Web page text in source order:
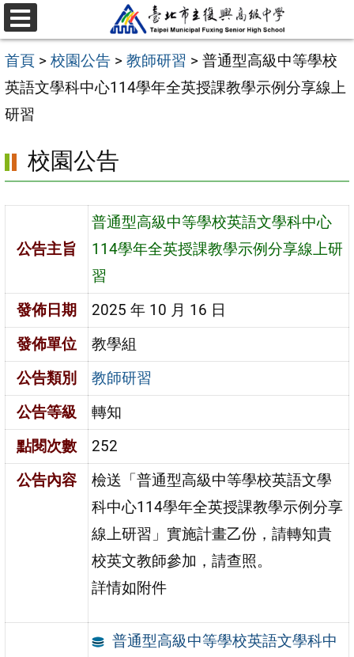
跳
至
主
要
內
區
選
單
首頁 > 校園公告 > 教師研習 > 普通型高級中等學校
英語文學科中心114學年全英授課教學示例分享線上
研習
校園公告
公告主旨
普通型高級中等學校英語文學科中心
114學年全英授課教學示例分享線上研
習
發佈日期
2025 年 10 月 16 日
發佈單位
教學組
公告類別
教師研習
公告等級
轉知
點閱次數
252
公告內容
檢送「普通型高級中等學校英語文學
科中心114學年全英授課教學示例分享
線上研習」實施計畫乙份，請轉知貴
校英文教師參加，請查照。
詳情如附件
普通型高級中等學校英語文學科中